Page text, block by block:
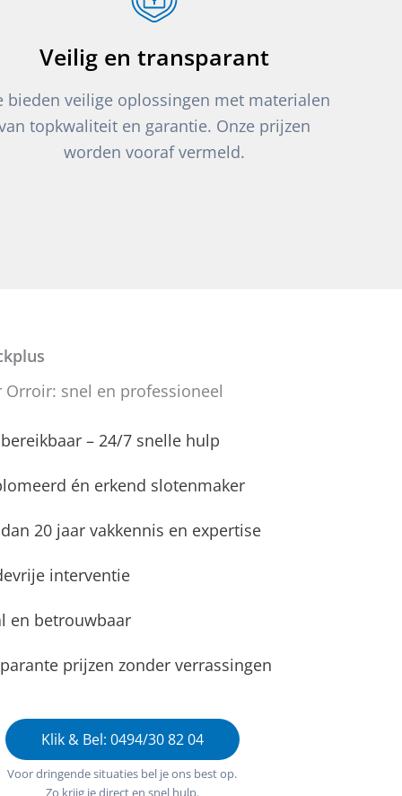
Veilig en transparant
bieden veilige oplossingen met materialen
topkwaliteit en garantie. Onze prijzen
worden vooraf vermeld.
Orroir: snel en professioneel
– 24/7 snelle hulp
én erkend slotenmaker
20 jaar vakkennis en expertise
interventie
en betrouwbaar
prijzen zonder verrassingen
Klik & Bel: 0494/30 82 04
Voor dringende situaties bel je ons best op.
Zo krijg je direct en snel hulp.